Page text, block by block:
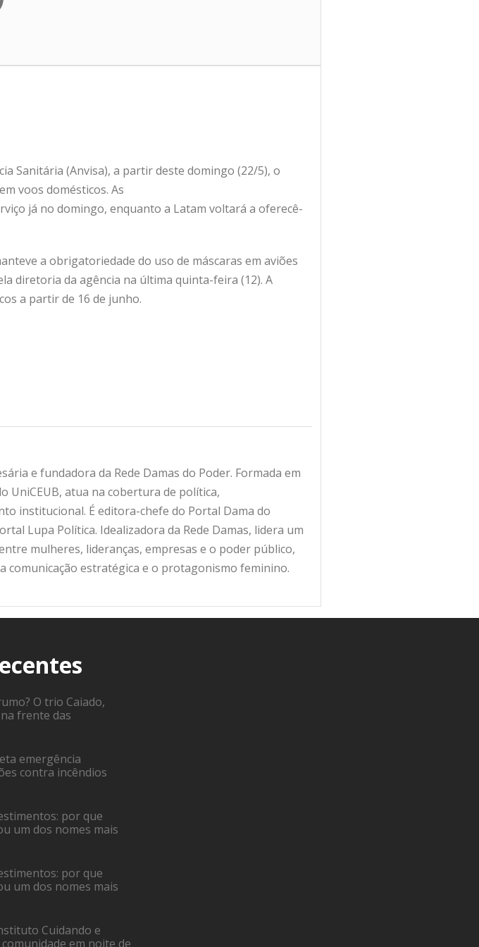
Sanitária (Anvisa), a partir deste domingo (22/5), o
voos domésticos. As
já no domingo, enquanto a Latam voltará a oferecê-
a obrigatoriedade do uso de máscaras em aviões
diretoria da agência na última quinta-feira (12). A
a partir de 16 de junho.
e fundadora da Rede Damas do Poder. Formada em
UniCEUB, atua na cobertura de política,
institucional. É editora-chefe do Portal Dama do
Lupa Política. Idealizadora da Rede Damas, lidera um
mulheres, lideranças, empresas e o poder público,
comunicação estratégica e o protagonismo feminino.
O trio Caiado,
frente das
emergência
contra incêndios
por que
um dos nomes mais
por que
um dos nomes mais
Cuidando e
em noite de